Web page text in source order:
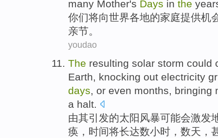
many Mother's Days in the
你们将向世界各地的家庭提供机
亲节。
youdao
The resulting solar storm could
Earth, knocking out electricity
days, or even months, bringing
a halt.
由其引发的太阳 风暴可能会激发
痪， 时间将长达数小时， 数天 ，